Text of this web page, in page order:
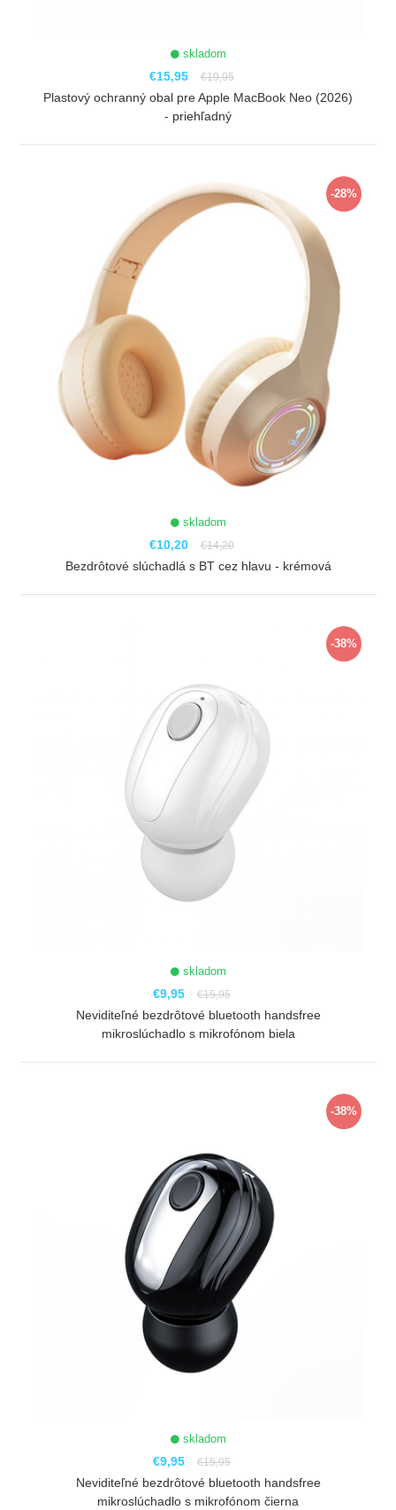
skladom
€15,95 €19,95
Plastový ochranný obal pre Apple MacBook Neo (2026)
- priehľadný
-28%
skladom
€10,20 €14,20
Bezdrôtové slúchadlá s BT cez hlavu - krémová
-38%
skladom
€9,95 €15,95
Neviditeľné bezdrôtové bluetooth handsfree
mikroslúchadlo s mikrofónom biela
-38%
skladom
€9,95 €15,95
Neviditeľné bezdrôtové bluetooth handsfree
mikroslúchadlo s mikrofónom čierna